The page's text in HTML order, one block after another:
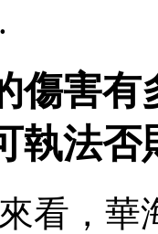
傷害
執法否
看，華